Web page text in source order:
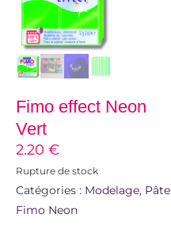
Fimo effect Neon
Vert
2.20 €
Rupture de stock
Catégories : Modelage, Pâte
Fimo Neon